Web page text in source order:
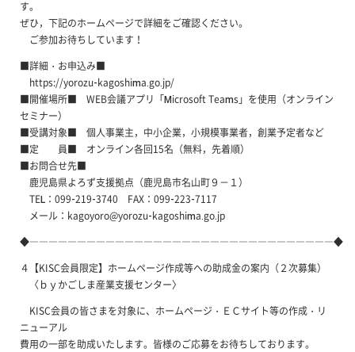
す。
ぜひ，下記のホームページで詳細をご確認ください。
ご参加お待ちしています！
■詳細・お申込み■
https://yorozu-kagoshima.go.jp/
■開催場所■ WEB会議アプリ「Microsoft Teams」を使用（オンライン
セミナー）
■受講対象■ 個人事業主，中小企業，小規模事業者，創業予定者など
■定 員■ オンライン各回15名（無料，先着順）
■お問合せ先■
鹿児島県よろず支援拠点（鹿児島市名山町９－１）
TEL：099-219-3740 FAX：099-223-7117
メール：kagoyoro@yorozu-kagoshima.go.jp
◆――――――――――――――――――――――――――――――――◆
４【KISC会員限定】ホームページ作成等への助成金の案内（２次募集）
〈ｂｙかごしま産業支援センター〉
KISC会員の皆さまを対象に、ホームページ・ＥＣサイト等の作成・リ
ニューアル
費用の一部を助成いたします。皆様のご応募をお待ちしております。